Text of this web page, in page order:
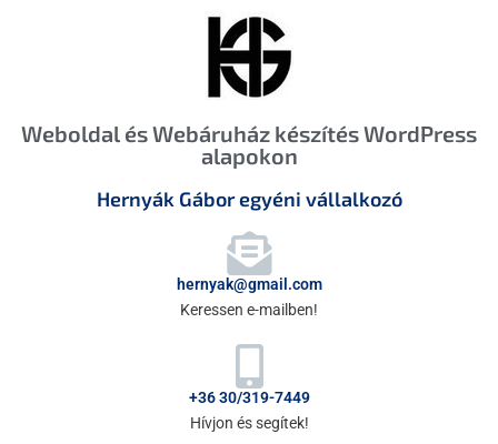
Weboldal és Webáruház készítés WordPress
alapokon
Hernyák Gábor egyéni vállalkozó
hernyak@gmail.com
Keressen e-mailben!
+36 30/319-7449
Hívjon és segítek!